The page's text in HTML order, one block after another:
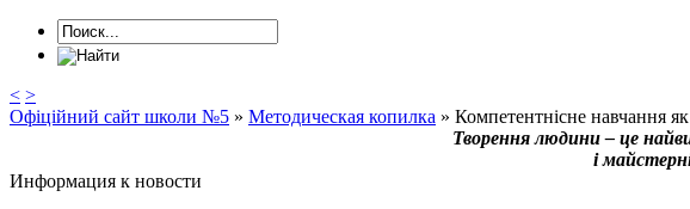
< >
Офіційний сайт школи №5 » Методическая копилка » Компетентнісне навчання
Творення людини – це
і
Информация к новости